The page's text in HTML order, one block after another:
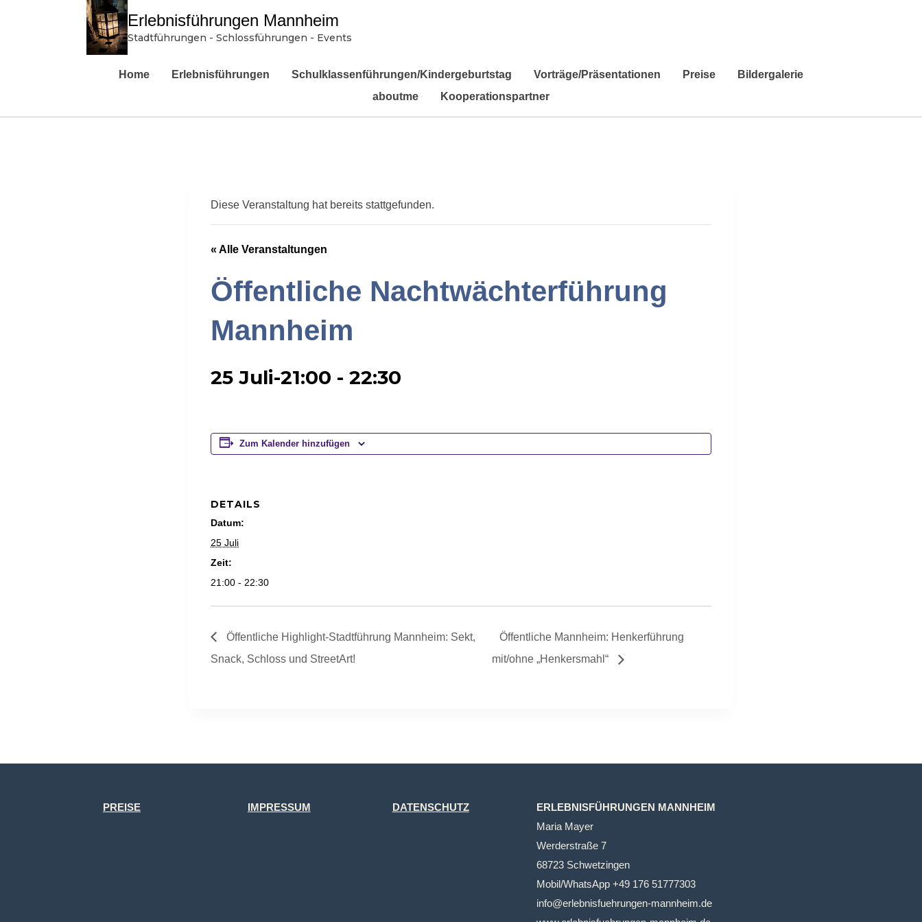
Erlebnisführungen Mannheim
Stadtführungen - Schlossführungen - Events
Home Erlebnisführungen Schulklassenführungen/Kindergeburtstag Vorträge/Präsentationen Preise
Bildergalerie
aboutme
Kooperationspartner
Diese Veranstaltung hat bereits stattgefunden.
« Alle Veranstaltungen
Öffentliche Nachtwächterführung
Mannheim
25 Juli-21:00 - 22:30
Zum Kalender hinzufügen
DETAILS
Datum:
25 Juli
Zeit:
21:00 - 22:30
Öffentliche Highlight-Stadtführung Mannheim: Sekt,
Snack, Schloss und StreetArt!
Öffentliche Mannheim: Henkerführung
mit/ohne „Henkersmahl“
PREISE IMPRESSUM DATENSCHUTZ
ERLEBNISFÜHRUNGEN MANNHEIM
Maria Mayer
Werderstraße 7
68723 Schwetzingen
Mobil/WhatsApp +49 176 51777303
info@erlebnisfuehrungen-mannheim.de